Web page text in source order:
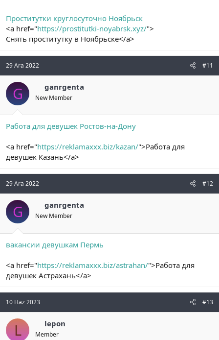
Проститутки круглосуточно Ноябрьск
<a href="https://prostitutki-noyabrsk.xyz/">
Снять проститутку в Ноябрьске</a>
29 Ara 2022 #11
G ganrgenta
New Member
Работа для девушек Ростов-на-Дону
<a href="https://reklamaxxx.biz/kazan/">Работа для
девушек Казань</a>
29 Ara 2022 #12
G ganrgenta
New Member
вакансии девушкам Пермь
<a href="https://reklamaxxx.biz/astrahan/">Работа для
девушек Астрахань</a>
10 Haz 2023 #13
L lepon
Member